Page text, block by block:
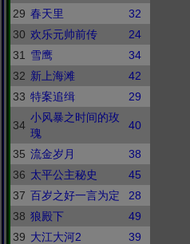
29 春天里
32
30 欢乐元帅前传
24
31
雪鹰
34
32 新上海滩
42
33 特案追缉 29
34
小风暴之时间的玫
瑰
40
35 流金岁月
38
36 太平公主秘史
45
37 百岁之好一言为定
28
38 狼殿下
49
39 大江大河2
39